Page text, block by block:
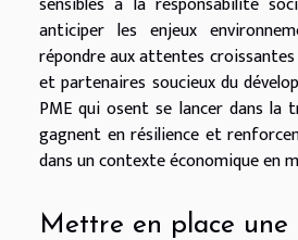
anticiper les enjeux
répondre aux attentes
et partenaires soucieux du
PME qui osent se lancer dans la
gagnent en résilience et
dans un contexte économique en
Mettre en place une